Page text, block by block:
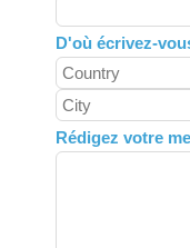
D'où écrivez-
Rédigez votre